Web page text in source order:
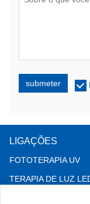
submeter
LIGAÇÕES
FOTOTERAPIA UV
TERAPIA DE LUZ